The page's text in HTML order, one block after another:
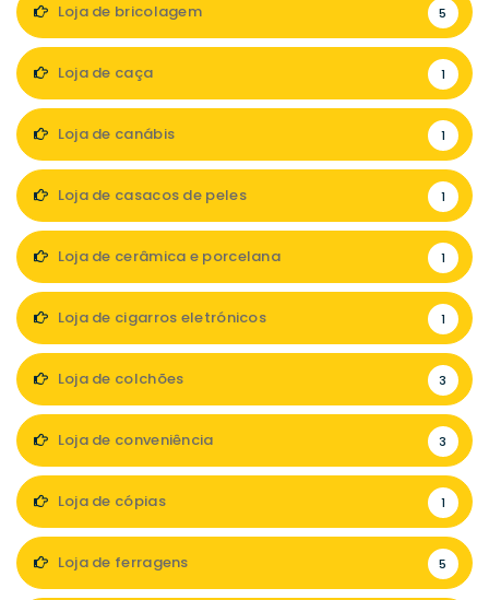
Loja de bricolagem 5
Loja de caça 1
Loja de canábis 1
Loja de casacos de peles 1
Loja de cerâmica e porcelana 1
Loja de cigarros eletrónicos 1
Loja de colchões 3
Loja de conveniência 3
Loja de cópias 1
Loja de ferragens 5